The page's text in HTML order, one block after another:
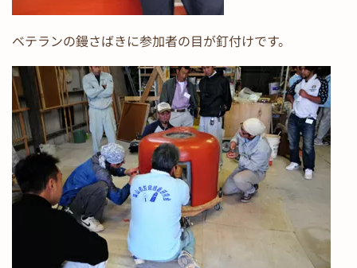
ベテランの鏝さばきに参加者の目が釘付けです。